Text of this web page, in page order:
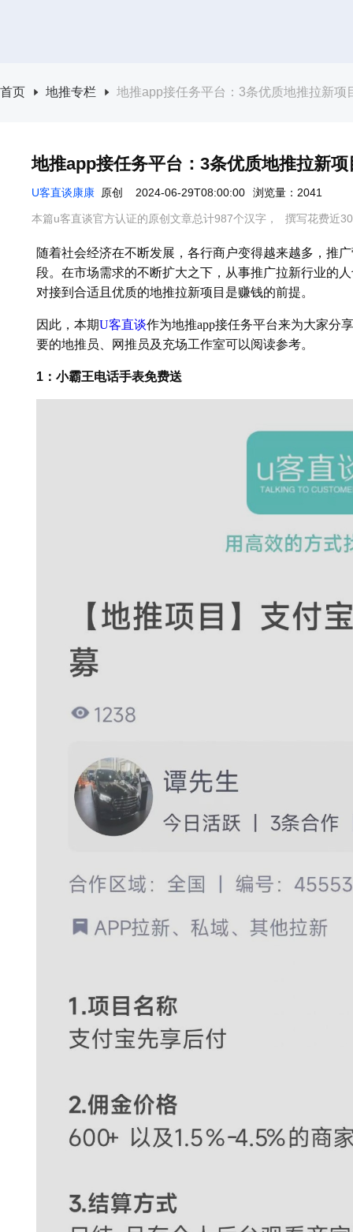
首页 地推专栏 地推app接任务平台：3条优质地推拉新项
地推app接任务平台：3条优质地推拉新
U客直谈康康 原创 2024-06-29T08:00:00 浏览量：2041
本篇u客直谈官方认证的原创文章总计987个汉字， 撰写花费近
随着社会经济在不断发展，各行商户变得越来越多，推
段。在市场需求的不断扩大之下，从事推广拉新行业的
对接到合适且优质的地推拉新项目是赚钱的前提。
因此，本期U客直谈作为地推app接任务平台来为大家分
要的地推员、网推员及充场工作室可以阅读参考。
1：小霸王电话手表免费送